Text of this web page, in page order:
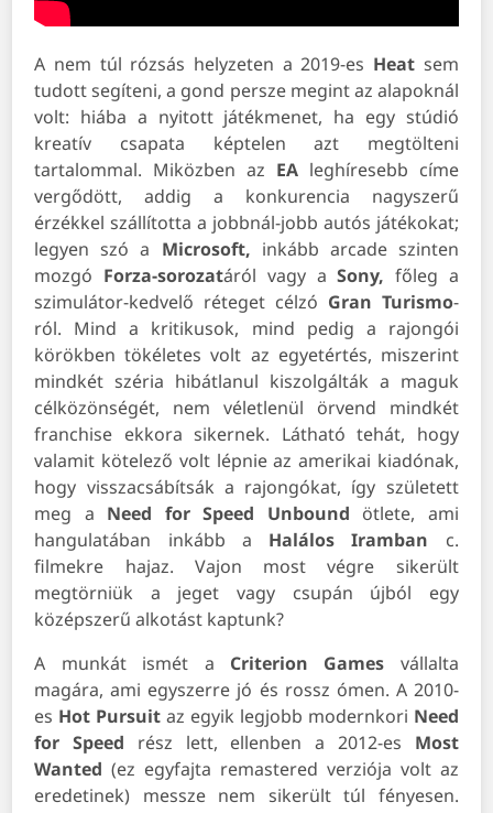
A nem túl rózsás helyzeten a 2019-es Heat sem
tudott segíteni, a gond persze megint az alapoknál
volt: hiába a nyitott játékmenet, ha egy stúdió
kreatív csapata képtelen azt megtölteni
tartalommal. Miközben az EAleghíresebb címe
vergődött, addig a konkurencia nagyszerű
érzékkel szállította a jobbnál-jobb autós játékokat;
legyen szó a Microsoft, inkább arcade szinten
mozgó Forza-sorozatáról vagy aSony, főleg a
szimulátor-kedvelő réteget célzó Gran Turismo-
ról. Mind a kritikusok, mind pedig a rajongói
körökben tökéletes volt az egyetértés, miszerint
mindkét széria hibátlanul kiszolgálták a maguk
célközönségét, nem véletlenül örvend mindkét
franchise ekkora sikernek. Látható tehát, hogy
valamit kötelező volt lépnie az amerikai kiadónak,
hogy visszacsábítsák a rajongókat, így született
meg a Need for Speed Unbound ötlete, ami
hangulatában inkább a Halálos Iramban c.
filmekre hajaz. Vajon most végre sikerült
megtörniük a jeget vagy csupán újból egy
középszerű alkotást kaptunk?
A munkát ismét a Criterion Games vállalta
magára, ami egyszerre jó és rossz ómen. A 2010-
es Hot Pursuit az egyik legjobb modernkori Need
for Speed rész lett, ellenben a 2012-es Most
Wanted (ez egyfajta remastered verziója volt az
eredetinek) messze nem sikerült túl fényesen.